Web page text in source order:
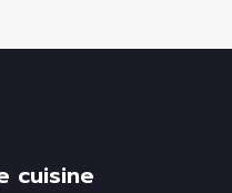
cuisine